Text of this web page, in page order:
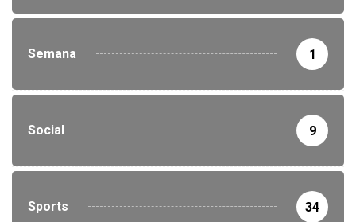
Semana 1
Social 9
Sports 34